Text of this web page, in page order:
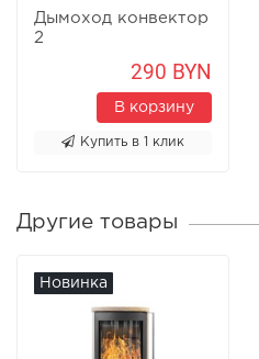
Дымоход конвектор
2
290 BYN
В корзину
Купить в 1 клик
Другие товары
Новинка